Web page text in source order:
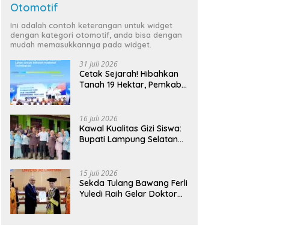
Otomotif
Ini adalah contoh keterangan untuk widget
dengan kategori otomotif, anda bisa dengan
mudah memasukkannya pada widget.
31 Juli 2026
Cetak Sejarah! Hibahkan
Tanah 19 Hektar, Pemkab
Terintegrasi Pertama di
Lampung
16 Juli 2026
Kawal Kualitas Gizi Siswa:
Bupati Lampung Selatan
Bergizi Gratis di Natar
15 Juli 2026
Sekda Tulang Bawang Ferli
Yuledi Raih Gelar Doktor